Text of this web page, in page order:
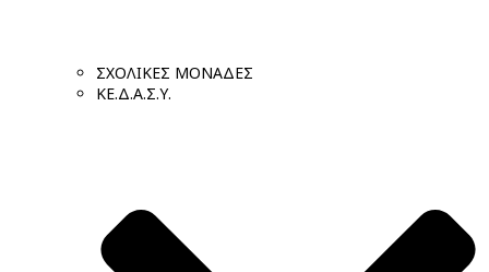
ΣΧΟΛΙΚΕΣ ΜΟΝΑΔΕΣ
ΚΕ.Δ.Α.Σ.Υ.